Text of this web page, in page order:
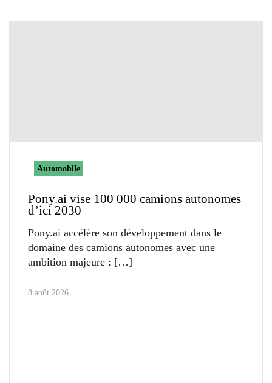
Automobile
Pony.ai vise 100 000 camions autonomes
d’ici 2030
Pony.ai accélère son développement dans le
domaine des camions autonomes avec une
ambition majeure :
8 août 2026